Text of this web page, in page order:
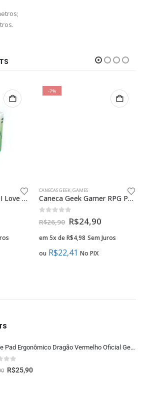
Caneca Geek Gamer I Love 8 Bits
-7%
ou R$22,41 No PIX
Mouse Pad Ergonômico Dragão Vermelho Oficial Geek Vip
de 5
R$25,90